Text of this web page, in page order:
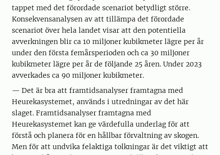
tappet med det förordade scenariot betydligt större.
Konsekvensanalysen av att tillämpa det förordade
scenariot över hela landet visar att den potentiella
avverkningen blir ca 10 miljoner kubikmeter lägre per år
under den första femårsperioden och ca 30 miljoner
kubikmeter lägre per år de följande 25 åren. Under 2023
avverkades ca 90 miljoner kubikmeter.
— Det är bra att framtidsanalyser framtagna med
Heurekasystemet, används i utredningar av det här
slaget. Framtidsanalyser framtagna med
Heurekasystemet kan ge värdefulla underlag för att
förstå och planera för en hållbar förvaltning av skogen.
Men för att undvika felaktiga tolkningar är det viktigt att